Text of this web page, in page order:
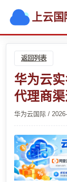
上云国
返回列表
华为云
代理商
华为云国际 /